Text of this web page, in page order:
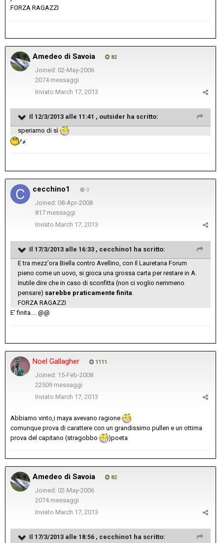
FORZA RAGAZZI
Amedeo di Savoia 82
Joined: 02-May-2006
2074 messaggi
Inviato March 17, 2013
Il 12/3/2013 alle 11:41 , outsider ha scritto:
speriamo di sì
cecchino1 0
Joined: 08-Apr-2008
817 messaggi
Inviato March 17, 2013
Il 17/3/2013 alle 16:33 , cecchino1 ha scritto:
E tra mezz'ora Biella contro Avellino, con Il Lauretana Forum
pieno come un uovo, si gioca una grossa carta per restare in A.
Inutile dire che in caso di sconfitta (non ci voglio nemmeno
pensare) sarebbe praticamente finita.
FORZA RAGAZZI
E' finita.... @@
Noel Gallagher 1111
Joined: 15-Feb-2008
22509 messaggi
Inviato March 17, 2013
Abbiamo vinto,i maya avevano ragione
comunque prova di carattere con un grandissimo pullen e un ottima
prova del capitano (stragobbo
)poeta
Amedeo di Savoia 82
Joined: 02-May-2006
2074 messaggi
Inviato March 17, 2013
Il 17/3/2013 alle 18:56 , cecchino1 ha scritto: